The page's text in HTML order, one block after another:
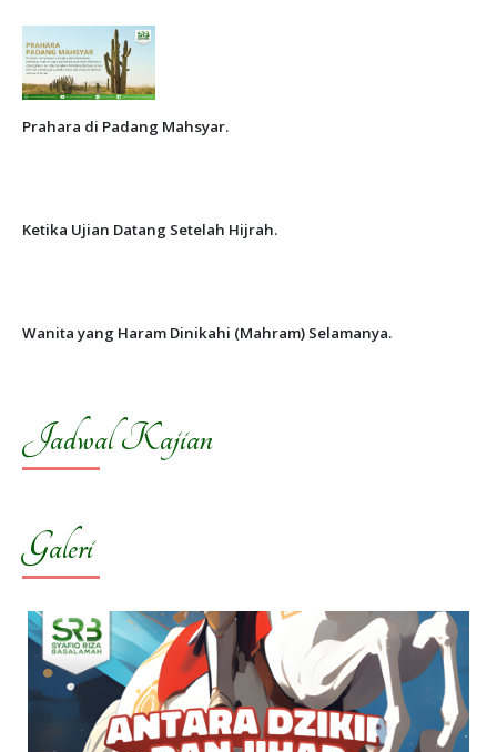
Prahara di Padang Mahsyar.
Ketika Ujian Datang Setelah Hijrah.
Wanita yang Haram Dinikahi (Mahram) Selamanya.
Jadwal Kajian
Galeri